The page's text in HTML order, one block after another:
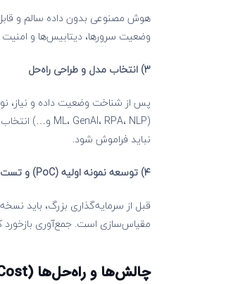
هوش مصنوعی بدون داده سالم و قابل
وضعیت سرورها، دیتابیس‌ها و امنیت
۳) انتخاب مدل و طراحی راه‌حل
پس از شناخت وضعیت داده و نیاز،
(ML، GenAI، RPA، NLP و…) انتخاب کنید. تعیین KPIهای مدل برای سنجش عملکرد نیز
نباید فراموش شود.
۴) توسعه نمونه اولیه (
PoC) و تست
قبل از سرمایه‌گذاری بزرگ، باید
مقیاس‌سازی است. جمع‌آوری بازخورد
چالش‌ها و راه‌حل‌ها (